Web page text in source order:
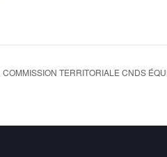
COMMISSION TERRITORIALE CNDS